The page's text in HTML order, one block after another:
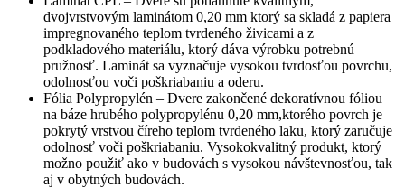
dvojvrstvovým laminátom 0,20 mm ktorý sa skladá z papiera
impregnovaného teplom tvrdeného živicami a z
podkladového materiálu, ktorý dáva výrobku potrebnú
pružnosť. Laminát sa vyznačuje vysokou tvrdosťou povrchu,
odolnosťou voči poškriabaniu a oderu.
Fólia Polypropylén – Dvere zakončené dekoratívnou fóliou
na báze hrubého polypropylénu 0,20 mm,ktorého povrch je
pokrytý vrstvou číreho teplom tvrdeného laku, ktorý zaručuje
odolnosť voči poškriabaniu. Vysokokvalitný produkt, ktorý
možno použiť ako v budovách s vysokou návštevnosťou, tak
aj v obytných budovách.